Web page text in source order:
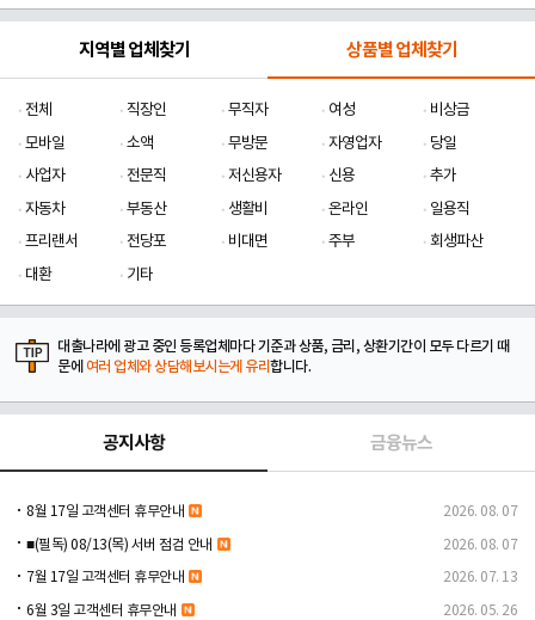
지역별 업체찾기 상품별 업체찾기
전체 직장인 무직자 여성
비상금
모바일
소액 무방문 자영업자
당일
사업자
전문직 저신용자 신용
추가
자동차
부동산 생활비 온라인
일용직
프리랜서
전당포 비대면 주부
회생파산
대환
기타
대출나라에 광고 중인 등록업체마다 기준과 상품, 금리, 상환기간이 모두 다르기 때
문에 여러 업체와 상담해보시는게 유리합니다.
공지사항 금융뉴스
8월 17일 고객센터 휴무안내 2026. 08. 07
■(필독) 08/13(목) 서버 점검 안내 2026. 08. 07
7월 17일 고객센터 휴무안내 2026. 07. 13
6월 3일 고객센터 휴무안내 2026. 05. 26